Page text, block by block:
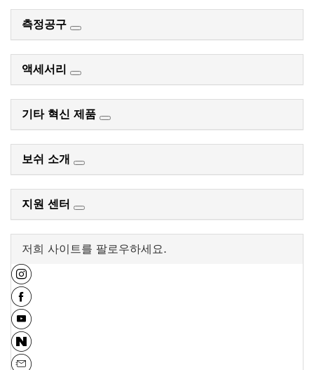
측정공구
액세서리
기타 혁신 제품
보쉬 소개
지원 센터
저희 사이트를 팔로우하세요.